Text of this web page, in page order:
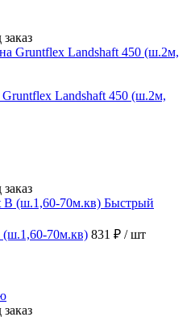
Landshaft 450 (ш.2м,
Быстрый
(ш.1,60-70м.кв) 831 ₽ / шт